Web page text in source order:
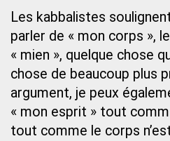
Les kabbalistes
parler de « mon corps »,
« mien », quelque chose
chose de beaucoup plus
argument, je peux
« mon esprit » tout
tout comme le corps